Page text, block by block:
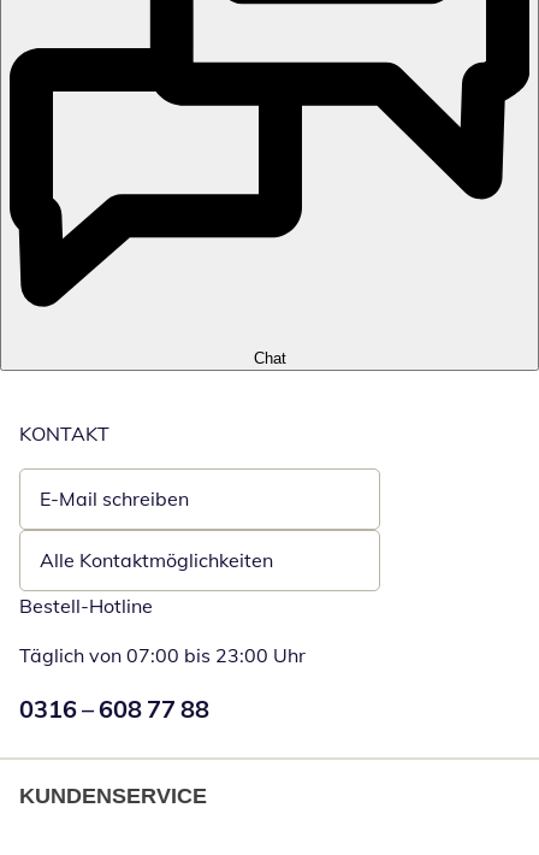
Chat
KONTAKT
E-Mail schreiben
Öffnet E-Mail-Client
Alle Kontaktmöglichkeiten
Bestell-Hotline
Täglich von 07:00 bis 23:00 Uhr
Numéro de téléphone:
0316 – 608 77 88
KUNDENSERVICE